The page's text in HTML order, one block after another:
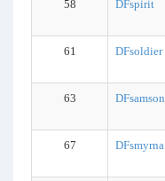
58 DFspirit
61 DFsoldier
63 DFsamson
67 DFsmyrna